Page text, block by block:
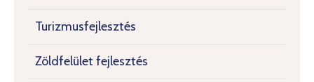
Turizmusfejlesztés
Zöldfelület fejlesztés